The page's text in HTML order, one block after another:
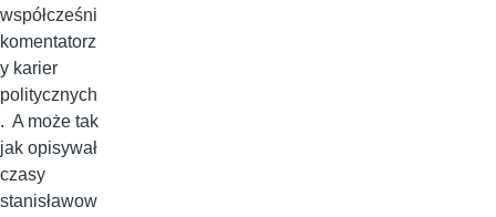
współcześni
komentatorz
y karier
politycznych
. A może tak
jak opisywał
czasy
stanisławow